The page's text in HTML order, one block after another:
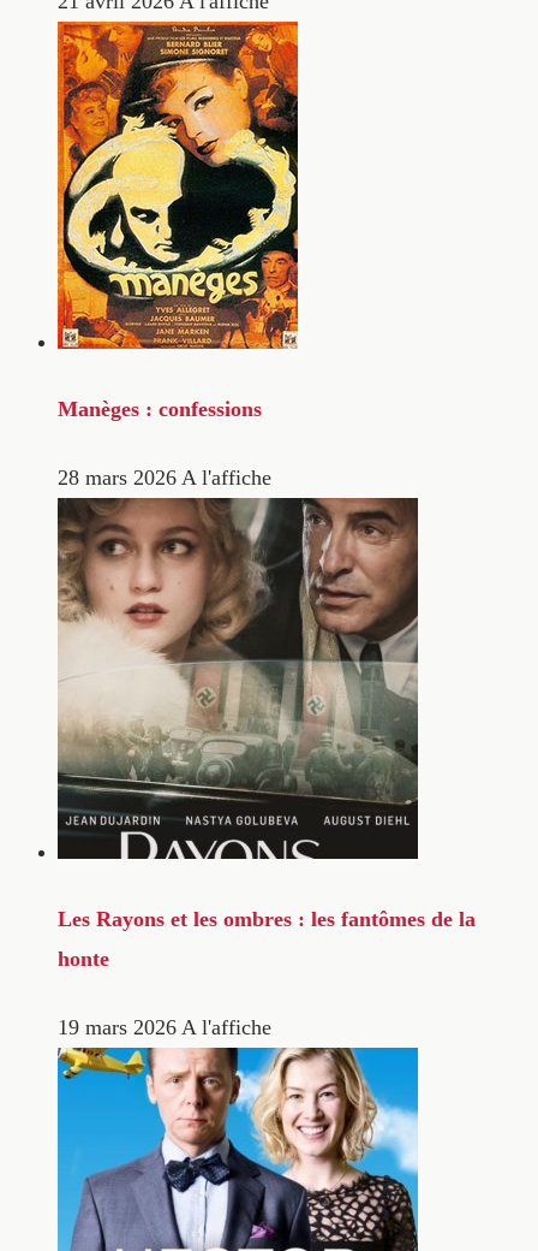
Manèges : confessions
28 mars 2026 A l'affiche
Les Rayons et les ombres : les fantômes de la
honte
19 mars 2026 A l'affiche